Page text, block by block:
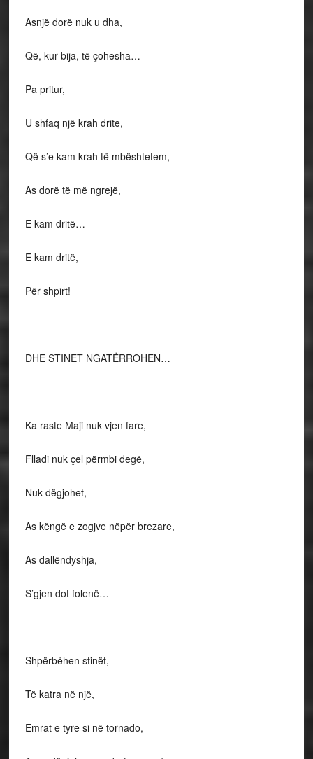
Asnjë dorë nuk u dha,
Që, kur bija, të çohesha…
Pa pritur,
U shfaq një krah drite,
Që s’e kam krah të mbështetem,
As dorë të më ngrejë,
E kam dritë…
E kam dritë,
Për shpirt!
DHE STINET NGATËRROHEN…
Ka raste Maji nuk vjen fare,
Flladi nuk çel përmbi degë,
Nuk dëgjohet,
As këngë e zogjve nëpër brezare,
As dallëndyshja,
S’gjen dot folenë…
Shpërbëhen stinët,
Të katra në një,
Emrat e tyre si në tornado,